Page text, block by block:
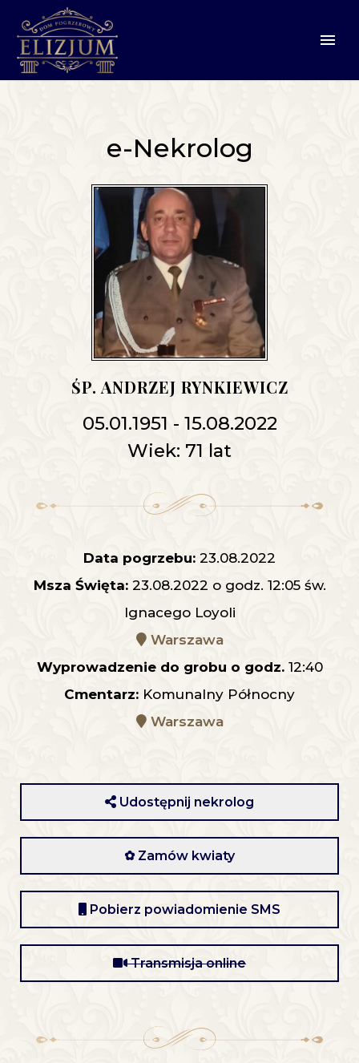
e-Nekrolog
ŚP. ANDRZEJ RYNKIEWICZ
05.01.1951 - 15.08.2022
Wiek: 71 lat
Data pogrzebu: 23.08.2022
Msza Święta:23.08.2022 o godz. 12:05 św.
Ignacego Loyoli
Warszawa
Wyprowadzenie do grobu o godz.12:40
Cmentarz: Komunalny Północny
Warszawa
Udostępnij nekrolog
✿ Zamów kwiaty
Pobierz powiadomienie SMS
Transmisja online